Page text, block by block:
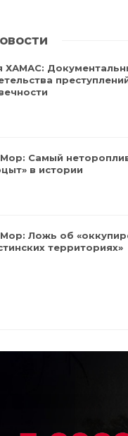
ХАМАС:
Самый
в истории
Ложь об
территориях»